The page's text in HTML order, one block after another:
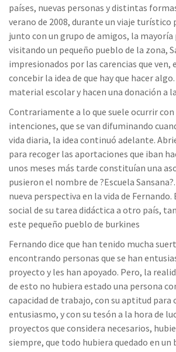
países, nuevas personas y distintas
verano de 2008, durante un viaje turístico
junto con un grupo de amigos, la
visitando un pequeño pueblo de la zona,
impresionados por las carencias que ven,
concebir la idea de que hay que hacer
material escolar y hacen una donación a
Contrariamente a lo que suele ocurrir con
intenciones, que se van difuminando
vida diaria, la idea continuó adelante.
para recoger las aportaciones que iban
unos meses más tarde constituían una
pusieron el nombre de ?Escuela
nueva perspectiva en la vida de Fernando.
social de su tarea didáctica a otro país,
este pequeño pueblo de burkines
Fernando dice que han tenido mucha
encontrando personas que se han
proyecto y les han apoyado. Pero, la
de esto no hubiera estado una persona
capacidad de trabajo, con su aptitud para
entusiasmo, y con su tesón a la hora de
proyectos que considera necesarios,
siempre, que todo hubiera quedado en un